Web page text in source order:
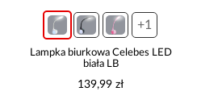
+1
Lampka biurkowa Celebes LED
biała LB
139,99 zł